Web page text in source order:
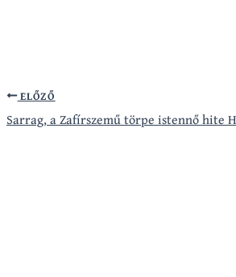
ELŐZŐ
Sarrag, a Zafírszemű törpe istennő hite